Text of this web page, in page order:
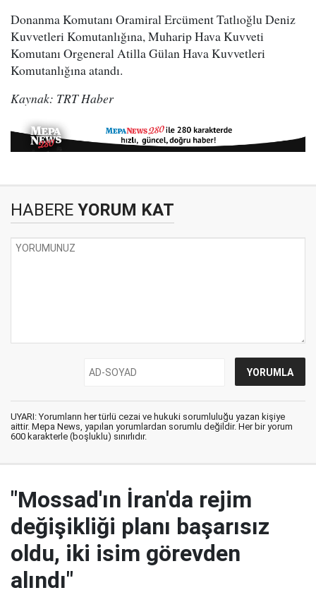
Donanma Komutanı Oramiral Ercüment Tatlıoğlu Deniz
Kuvvetleri Komutanlığına, Muharip Hava Kuvveti
Komutanı Orgeneral Atilla Gülan Hava Kuvvetleri
Komutanlığına atandı.
Kaynak: TRT Haber
HABERE YORUM KAT
UYARI: Yorumların her türlü cezai ve hukuki sorumluluğu yazan kişiye
aittir. Mepa News, yapılan yorumlardan sorumlu değildir. Her bir yorum
600 karakterle (boşluklu) sınırlıdır.
"Mossad'ın İran'da rejim
değişikliği planı başarısız
oldu, iki isim görevden
alındı"